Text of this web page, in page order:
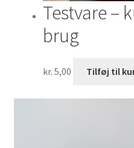
Testvare –
brug
kr. 5,00 Tilføj til